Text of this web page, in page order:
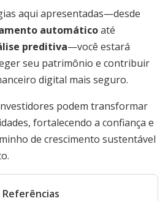
aqui apresentadas—desde
automáticoaté
preditiva—você estará
seu patrimônio e contribuir
digital mais seguro.
podem transformar
fortalecendo a confiança e
de crescimento sustentável
Referências